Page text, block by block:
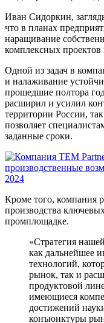
Иван Сидоркин,
что в планах
наращивание
комплексных
Одной из задач в
и налаживание
прошедшие полтора
расширил и усилил
территории России,
позволяет
заданные сроки.
Кроме того, компания
производства
промплощадке.
«Стратегия
как дальнейшее
технологий,
рынок, так и
продуктовой
имеющиеся
достижений
конъюнктуры